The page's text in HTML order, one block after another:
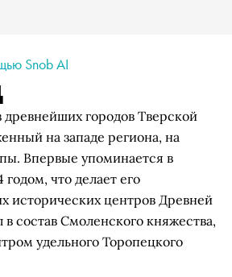
Snob AI
городов Тверской
на западе региона, на
Впервые упоминается в
годом, что делает его
исторических центров Древней
в состав Смоленского княжества,
удельного Торопецкого